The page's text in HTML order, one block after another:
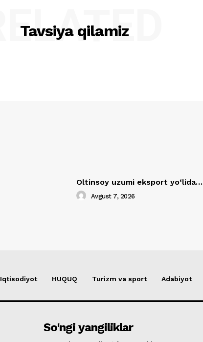
Tavsiya qilamiz
RELATED
Oltinsoy uzumi eksport yo‘lida…
Avgust 7, 2026
Iqtisodiyot HUQUQ Turizm va sport Adabiyot
So'ngi yangiliklar